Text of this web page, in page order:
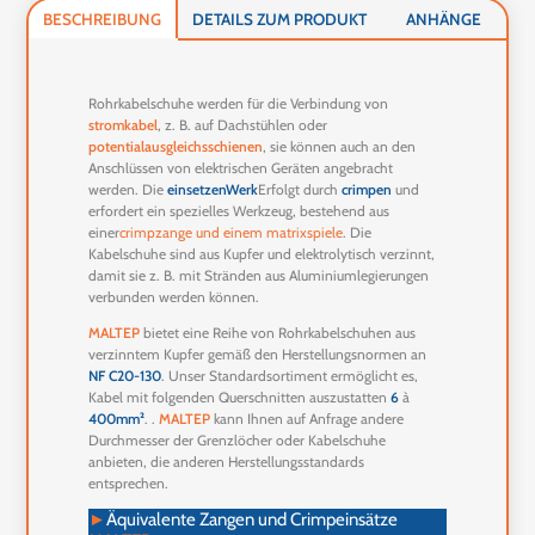
BESCHREIBUNG DETAILS ZUM PRODUKT ANHÄNGE
Rohrkabelschuhe werden für die Verbindung von
stromkabel, z. B. auf Dachstühlen oder
potentialausgleichsschienen, sie können auch an den
Anschlüssen von elektrischen Geräten angebracht
werden. DieeinsetzenWerkErfolgt durchcrimpen und
erfordert ein spezielles Werkzeug, bestehend aus
einercrimpzange und einemmatrixspiele. Die
Kabelschuhe sind aus Kupfer und elektrolytisch verzinnt,
damit sie z. B. mit Stränden aus Aluminiumlegierungen
verbunden werden können.
MALTEP bietet eine Reihe von Rohrkabelschuhen aus
verzinntem Kupfer gemäß den Herstellungsnormen an
NF C20-130. Unser Standardsortiment ermöglicht es,
Kabel mit folgenden Querschnitten auszustatten6 à
400mm². .MALTEP kann Ihnen auf Anfrage andere
Durchmesser der Grenzlöcher oder Kabelschuhe
anbieten, die anderen Herstellungsstandards
entsprechen.
►Äquivalente Zangen und Crimpeinsätze